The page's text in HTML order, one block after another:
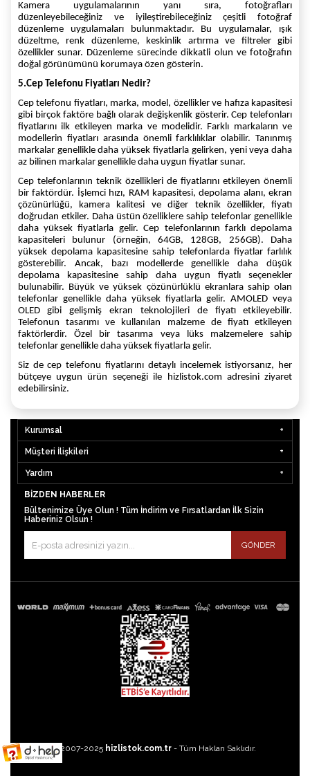
Kamera uygulamalarının yanı sıra, fotoğrafları
düzenleyebileceğiniz ve iyileştirebileceğiniz çeşitli fotoğraf
düzenleme uygulamaları bulunmaktadır. Bu uygulamalar, ışık
düzeltme, renk düzenleme, keskinlik artırma ve filtreler gibi
özellikler sunar. Düzenleme sürecinde dikkatli olun ve fotoğrafın
doğal görünümünü korumaya özen gösterin.
5.Cep Telefonu Fiyatları Nedir?
Cep telefonu fiyatları, marka, model, özellikler ve hafıza kapasitesi
gibi birçok faktöre bağlı olarak değişkenlik gösterir. Cep telefonları
fiyatlarını ilk etkileyen marka ve modelidir. Farklı markaların ve
modellerin fiyatları arasında önemli farklılıklar olabilir. Tanınmış
markalar genellikle daha yüksek fiyatlarla gelirken, yeni veya daha
az bilinen markalar genellikle daha uygun fiyatlar sunar.
Cep telefonlarının teknik özellikleri de fiyatlarını etkileyen önemli
bir faktördür. İşlemci hızı, RAM kapasitesi, depolama alanı, ekran
çözünürlüğü, kamera kalitesi ve diğer teknik özellikler, fiyatı
doğrudan etkiler. Daha üstün özelliklere sahip telefonlar genellikle
daha yüksek fiyatlarla gelir. Cep telefonlarının farklı depolama
kapasiteleri bulunur (örneğin, 64GB, 128GB, 256GB). Daha
yüksek depolama kapasitesine sahip telefonlarda fiyatlar farlılık
gösterebilir. Ancak, bazı modellerde genellikle daha düşük
depolama kapasitesine sahip daha uygun fiyatlı seçenekler
bulunabilir. Büyük ve yüksek çözünürlüklü ekranlara sahip olan
telefonlar genellikle daha yüksek fiyatlarla gelir. AMOLED veya
OLED gibi gelişmiş ekran teknolojileri de fiyatı etkileyebilir.
Telefonun tasarımı ve kullanılan malzeme de fiyatı etkileyen
faktörlerdir. Özel bir tasarıma veya lüks malzemelere sahip
telefonlar genellikle daha yüksek fiyatlarla gelir.
Siz de cep telefonu fiyatlarını detaylı incelemek istiyorsanız, her
bütçeye uygun ürün seçeneği ile hizlistok.com adresini ziyaret
edebilirsiniz.
Kurumsal
Müşteri İlişkileri
Yardım
BIZDEN HABERLER
Bültenimize Üye Olun ! Tüm İndirim ve Fırsatlardan İlk Sizin
Haberiniz Olsun !
GÖNDER
©2007-2025 hizlistok.com.tr - Tüm Hakları Saklıdır.